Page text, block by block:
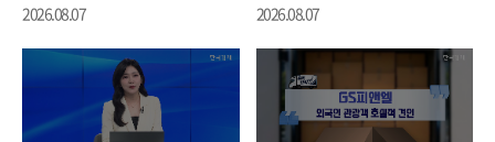
2026.08.07 2026.08.07